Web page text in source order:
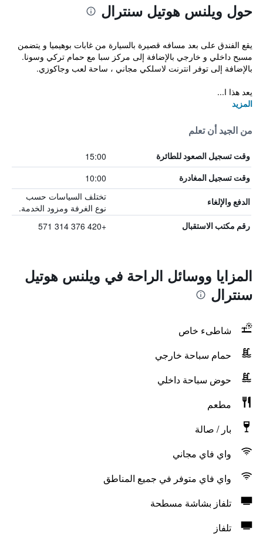
حول ويلنس هوتيل سنترال
يقع الفندق على بعد مسافه قصيرة بالسيارة من غابات بوهيميا و يتضمن
مسبح داخلي و خارجي بالإضافة إلى مركز سبا مع حمام تركي وسونا.
بالإضافة إلى توفر انترنت لاسلكي مجاني ، ساحة لعب وجاكوزي.
يعد هذا ا...
المزيد
من الجيد أن تعلم
وقت تسجيل الصعود للطائرة 15:00
وقت تسجيل المغادرة 10:00
الدفع والإلغاء
تختلف السياسات حسب
نوع الغرفة ومزود الخدمة.
رقم مكتب الاستقبال +420 376 314 571
المزايا ووسائل الراحة في ويلنس هوتيل
سنترال
شاطىء خاص
حمام سباحة خارجي
حوض سباحة داخلي
مطعم
بار / صالة
واي فاي مجاني
واي فاي متوفر في جميع المناطق
تلفاز بشاشة مسطحة
تلفاز